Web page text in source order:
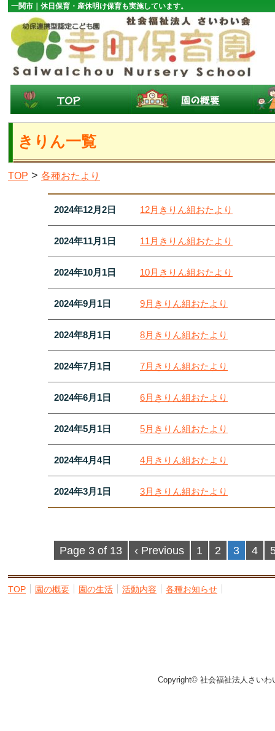
一関市｜休日保育・産休明け保育も実施しています。
きりん一覧
TOP > 各種おたより
2024年12月2日 12月きりん組おたより
2024年11月1日 11月きりん組おたより
2024年10月1日 10月きりん組おたより
2024年9月1日 9月きりん組おたより
2024年8月1日 8月きりん組おたより
2024年7月1日 7月きりん組おたより
2024年6月1日 6月きりん組おたより
2024年5月1日 5月きりん組おたより
2024年4月4日 4月きりん組おたより
2024年3月1日 3月きりん組おたより
Page 3 of 13 ‹ Previous 1 2 3 4
TOP 園の概要 園の生活 活動内容 各種お知らせ
Copyright© 社会福祉法人さい